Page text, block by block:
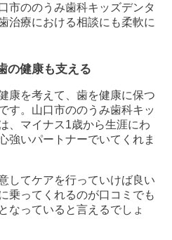
市ののうみ歯科キッズデンタ
治療における相談にも柔軟に
の健康も支える
康を考えて、歯を健康に保つ
す。山口市ののうみ歯科キッ
、マイナス1歳から生涯にわ
強いパートナーでいてくれま
してケアを行っていけば良い
乗ってくれるのが口コミでも
なっていると言えるでしょ